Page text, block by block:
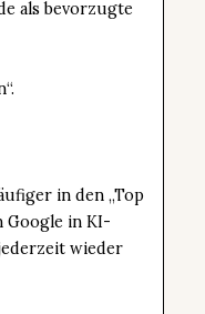
als bevorzugte
in den „Top
Google in KI-
wieder